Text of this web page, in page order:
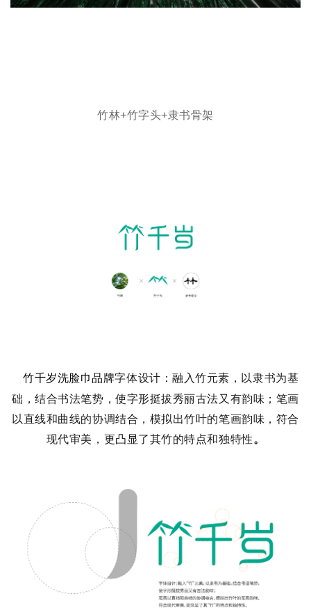
竹林+竹字头+隶书骨架
竹千岁洗脸巾品牌字体设计：融入竹元素，以隶书为基
础，结合书法笔势，使字形挺拔秀丽古法又有韵味；笔画
以直线和曲线的协调结合，模拟出竹叶的笔画韵味，符合
现代审美，更凸显了其竹的特点和独特性。